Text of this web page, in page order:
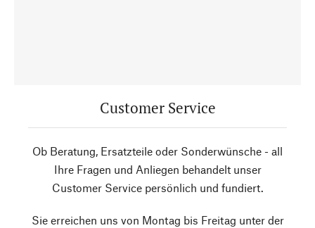
Customer Service
Ob Beratung, Ersatzteile oder Sonderwünsche - all
Ihre Fragen und Anliegen behandelt unser
Customer Service persönlich und fundiert.
Sie erreichen uns von Montag bis Freitag unter der